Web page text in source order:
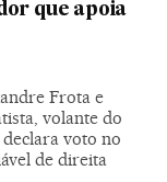
que apoia
Frota e
volante do
voto no
de direita